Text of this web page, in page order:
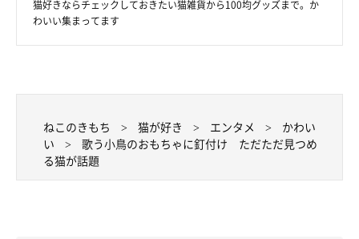
猫好きならチェックしておきたい猫雑貨から100均グッズまで。か
わいい集まってます
ねこのきもち 猫が好き エンタメ
かわい
い
歌う小鳥のおもちゃに釘付け ただただ見つめ
る猫が話題